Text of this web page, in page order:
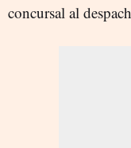
concursal al